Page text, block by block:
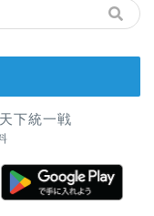
下統一戦